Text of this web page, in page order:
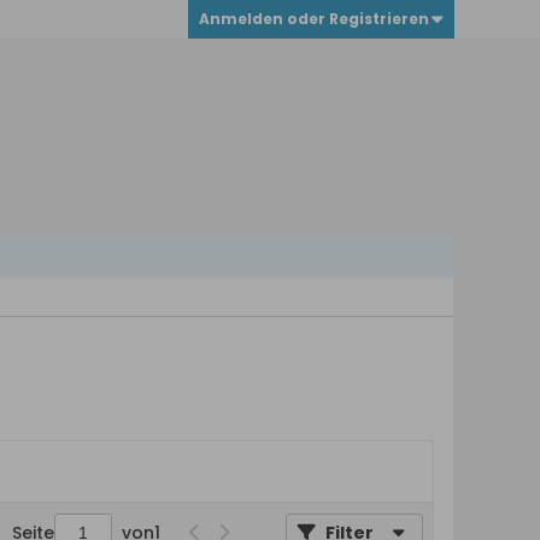
Anmelden oder Registrieren
Seite von1 Filter